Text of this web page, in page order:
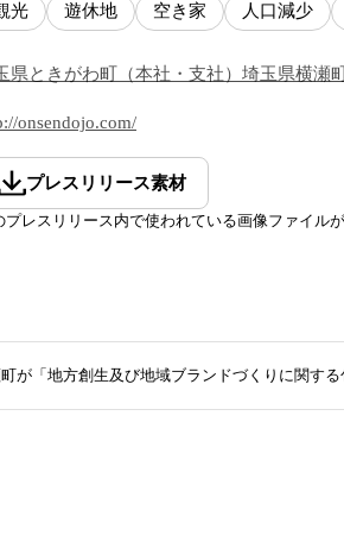
光 遊休地 空き家 人口減少
県ときがわ町 （本社・支社） 埼玉県横瀬
onsendojo.com/
プレスリリース素材
プレスリリース内で使われている画像ファイル
が「地方創生及び地域ブランドづくりに関す